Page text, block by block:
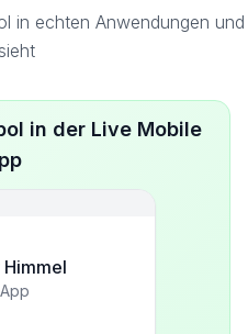
in echten Anwendungen
in der Live Mobile